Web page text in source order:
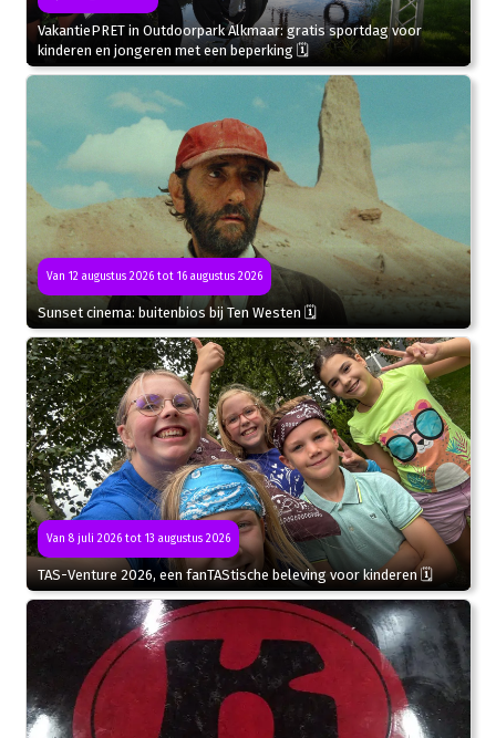
VakantiePRET in Outdoorpark Alkmaar: gratis sportdag voor
kinderen en jongeren met een beperking 🗓
Van 12 augustus 2026 tot 16 augustus 2026
Sunset cinema: buitenbios bij Ten Westen 🗓
Van 8 juli 2026 tot 13 augustus 2026
TAS-Venture 2026, een fanTAStische beleving voor kinderen 🗓